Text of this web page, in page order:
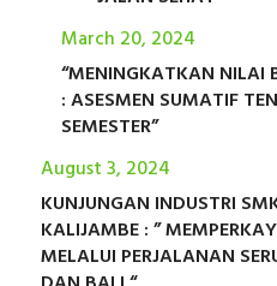
March 20, 2024
“MENINGKATKAN NILAI
: ASESMEN SUMATIF
SEMESTER”
August 3, 2024
KUNJUNGAN INDUSTRI
KALIJAMBE : ”
MELALUI PERJALANAN